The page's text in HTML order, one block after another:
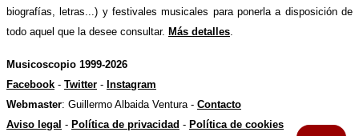
biografías, letras...) y festivales musicales para ponerla a disposición de
todo aquel que la desee consultar. Más detalles
Musicoscopio 1999-2026
Facebook - Twitter - Instagram
Webmaster: Guillermo Albaida Ventura - Contacto
Aviso legal - Política de privacidad - Política de cookies